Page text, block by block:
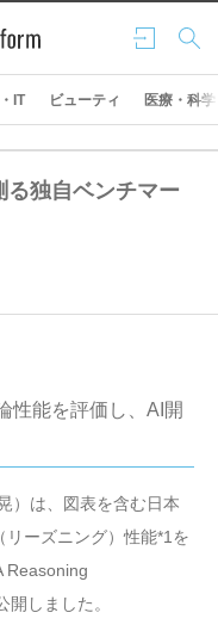
ログ
イン
検索
IT ビューティ 医療・科学
る独自ベンチマー
性能を評価し、AI開
）は、図表を含む日本
ーズニング）性能*1を
Reasoning
しました。